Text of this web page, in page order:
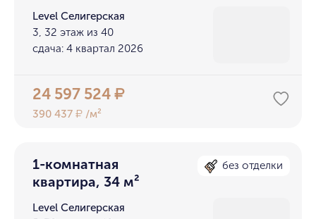
Level Селигерская
3, 32 этаж из 40
сдача: 4 квартал 2026
24 597 524₽
390 437₽ /м²
1-комнатная
квартира, 34 м²
без отделки
Level Селигерская